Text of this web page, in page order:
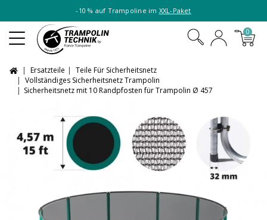
-10 % auf Trampoline im XXL-Paket
0
Ersatzteile
Teile Für Sicherheitsnetz
Vollständiges Sicherheitsnetz Trampolin
Sicherheitsnetz mit 10 Randpfosten für Trampolin Ø 457